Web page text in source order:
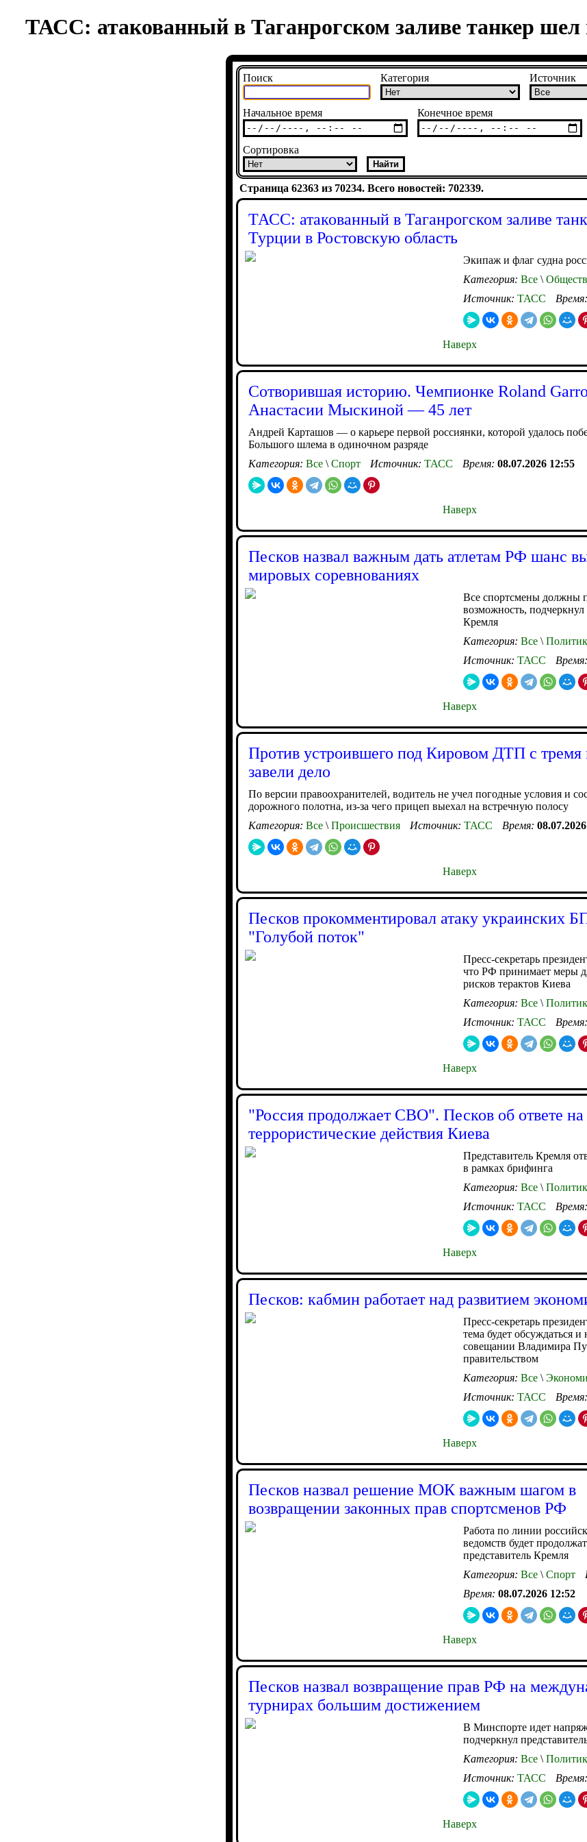
ТАСС: атакованный в Таганрогском заливе танкер шел
Поиск Категория Источник
Начальное время Конечное время
Сортировка
Страница 62363 из 70234. Всего новостей: 702339.
ТАСС: атакованный в Таганрогском заливе
Турции в Ростовскую область
Экипаж и флаг судна
Категория: Все \
Источник: ТАСС Время:
Наверх
Сотворившая историю. Чемпионке Roland
Анастасии Мыскиной — 45 лет
Андрей Карташов — о карьере первой россиянки, которой удалось
Большого шлема в одиночном разряде
Категория: Все \ Спорт Источник: ТАСС Время: 08.07.2026 12:55
Наверх
Песков назвал важным дать атлетам РФ шанс
мировых соревнованиях
Все спортсмены должны
возможность, подчеркнул
Кремля
Категория: Все \
Источник: ТАСС Время:
Наверх
Против устроившего под Кировом ДТП с
завели дело
По версии правоохранителей, водитель не учел погодные условия и
дорожного полотна, из-за чего прицеп выехал на встречную полосу
Категория: Все \ Происшествия Источник: ТАСС Время:
Наверх
Песков прокомментировал атаку украинских
"Голубой поток"
Пресс-секретарь
что РФ принимает меры
рисков терактов Киева
Категория: Все \
Источник: ТАСС Время:
Наверх
"Россия продолжает СВО". Песков об ответе на
террористические действия Киева
Представитель Кремля
в рамках брифинга
Категория: Все \
Источник: ТАСС Время:
Наверх
Песков: кабмин работает над развитием
Пресс-секретарь
тема будет обсуждаться
совещании Владимира
правительством
Категория: Все \
Источник: ТАСС Время:
Наверх
Песков назвал решение МОК важным шагом в
возвращении законных прав спортсменов РФ
Работа по линии
ведомств будет
представитель Кремля
Категория: Все \ Спорт
Время: 08.07.2026 12:52
Наверх
Песков назвал возвращение прав РФ на
турнирах большим достижением
В Минспорте идет
подчеркнул
Категория: Все \
Источник: ТАСС Время:
Наверх